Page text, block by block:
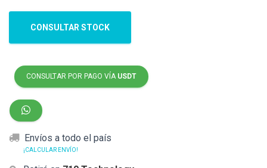
CONSULTAR STOCK
CONSULTAR POR PAGO VÍA USDT
Envíos a todo el país
¡CALCULAR ENVÍO!